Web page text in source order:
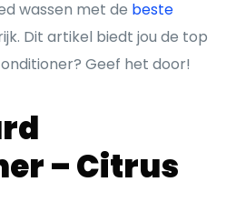
wassen met de beste
Dit artikel biedt jou de top
Geef het door!
– Citrus